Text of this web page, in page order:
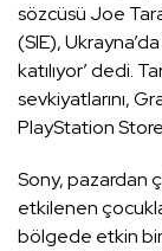
sözcüsü Joe
(SIE),
katılıyor’ dedi.
sevkiyatlarını,
PlayStation Store
Sony, pazardan
etkilenen
bölgede etkin